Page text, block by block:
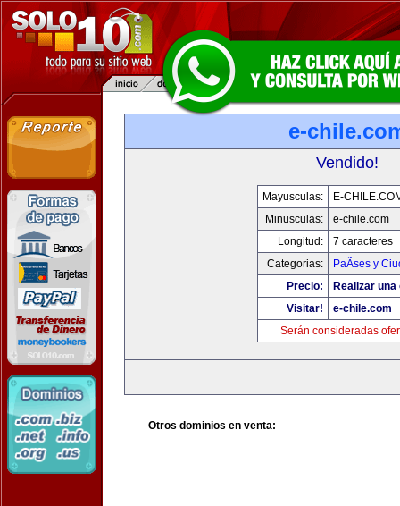
e-
Vendido!
Mayusculas:
E-
Minusculas:
e-chile.com
Longitud:
7 caracteres
Categorias:
PaÃ­ses y
Precio:
Realizar
Visitar!
e-chile.com
Serán consideradas
Otros dominios en venta: